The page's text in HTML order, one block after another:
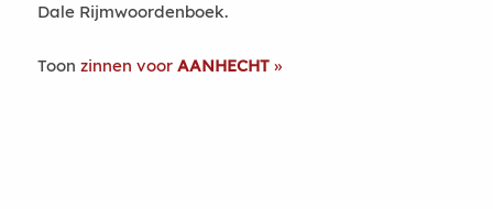
Dale Rijmwoordenboek.
Toon zinnen voor AANHECHT